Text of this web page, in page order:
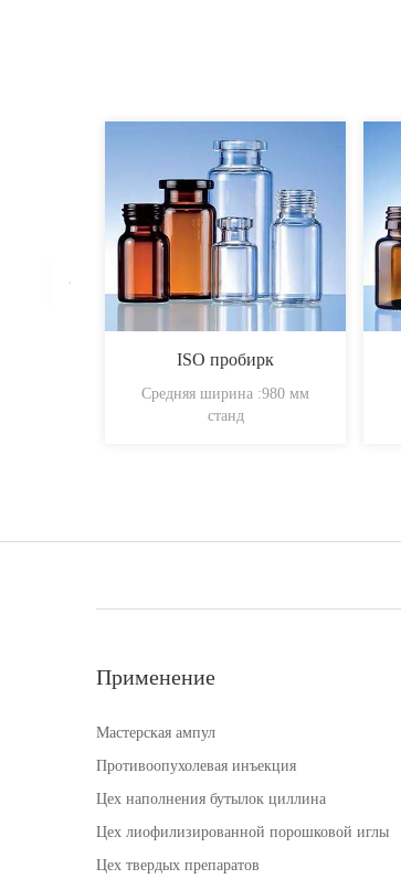
ISO пробирк
Средняя ширина :980 мм
станд
Применение
Мастерская ампул
Противоопухолевая инъекция
Цех наполнения бутылок циллина
Цех лиофилизированной порошковой иглы
Цех твердых препаратов